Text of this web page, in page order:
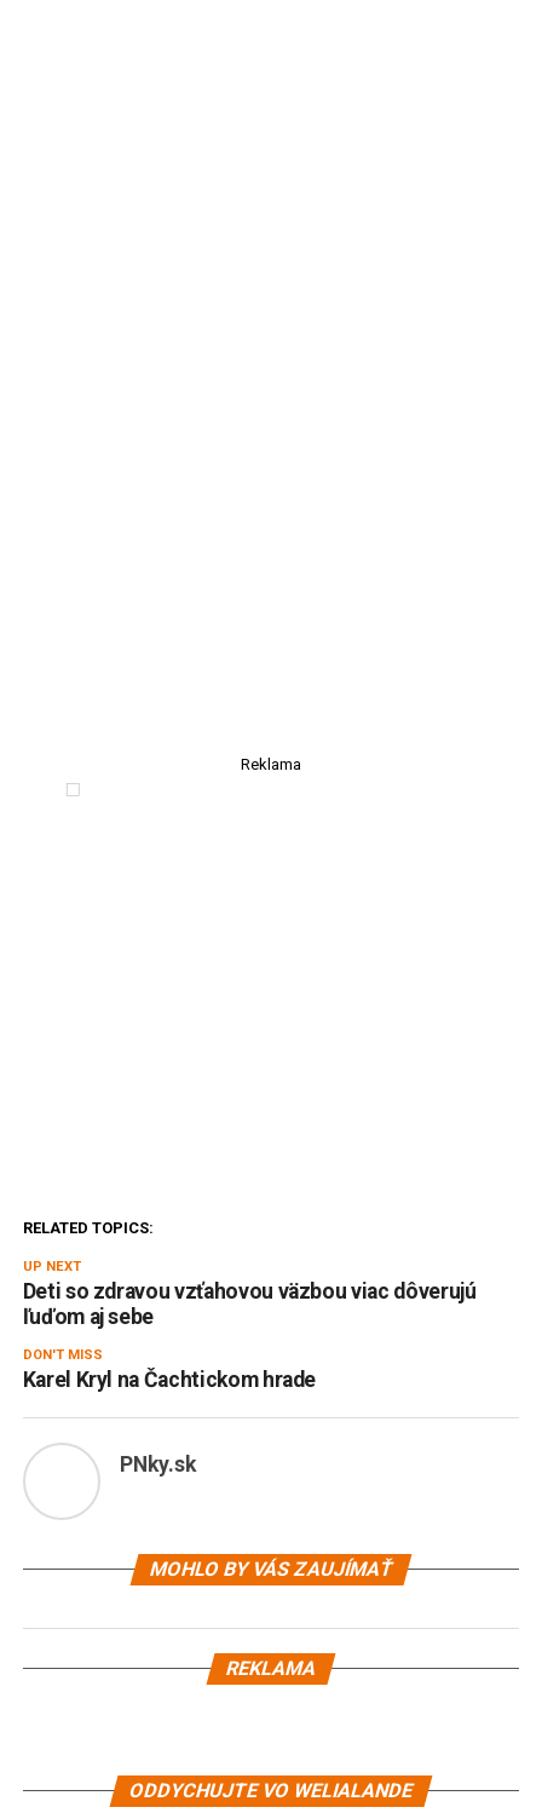
Reklama
RELATED TOPICS:
UP NEXT
Deti so zdravou vzťahovou väzbou viac dôverujú
ľuďom aj sebe
DON'T MISS
Karel Kryl na Čachtickom hrade
PNky.sk
MOHLO BY VÁS ZAUJÍMAŤ
REKLAMA
ODDYCHUJTE VO WELIALANDE